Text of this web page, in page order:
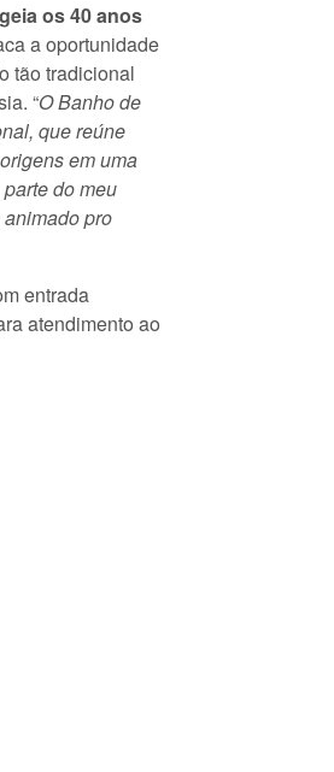
os 40 anos
a oportunidade
tão tradicional
“O Banho de
que reúne
em uma
do meu
pro
entrada
atendimento ao